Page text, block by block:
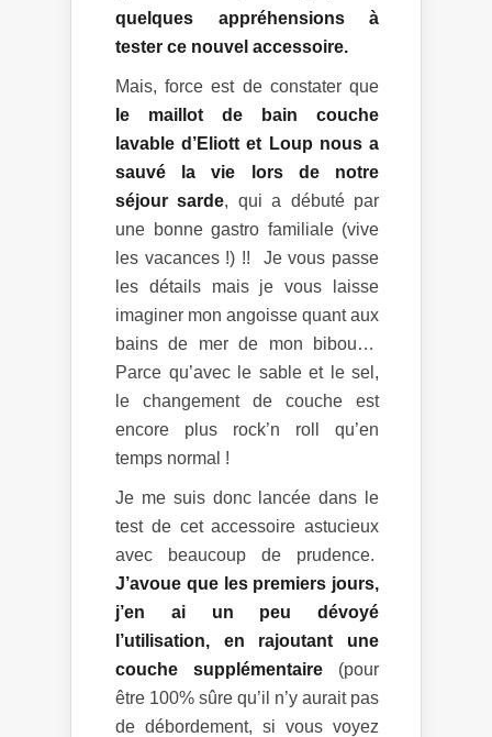
quelques appréhensions à
tester ce nouvel accessoire.
Mais, force est de constater que
le maillot de bain couche
lavable d’Eliott et Loup nous a
sauvé la vie lors de notre
séjour sarde, qui a débuté par
une bonne gastro familiale (vive
les vacances !) !! Je vous passe
les détails mais je vous laisse
imaginer mon angoisse quant aux
bains de mer de mon bibou…
Parce qu’avec le sable et le sel,
le changement de couche est
encore plus rock’n roll qu’en
temps normal !
Je me suis donc lancée dans le
test de cet accessoire astucieux
avec beaucoup de prudence.
J’avoue que les premiers jours,
j’en ai un peu dévoyé
l’utilisation, en rajoutant une
couche supplémentaire (pour
être 100% sûre qu’il n’y aurait pas
de débordement, si vous voyez